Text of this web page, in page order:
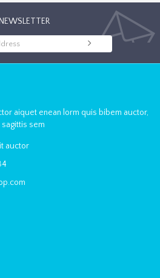
NEWSLETTER
aiquet enean lorm quis bibem auctor,
sem
auctor